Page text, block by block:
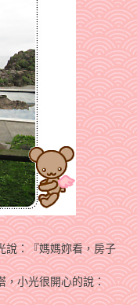
說：『媽媽妳看，房子
，小光很開心的說：